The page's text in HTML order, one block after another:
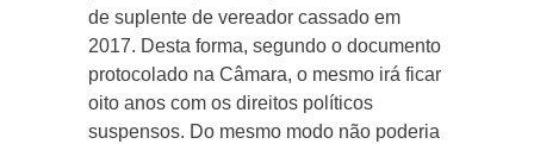
de suplente de vereador cassado em
2017. Desta forma, segundo o documento
protocolado na Câmara, o mesmo irá ficar
oito anos com os direitos políticos
suspensos. Do mesmo modo não poderia